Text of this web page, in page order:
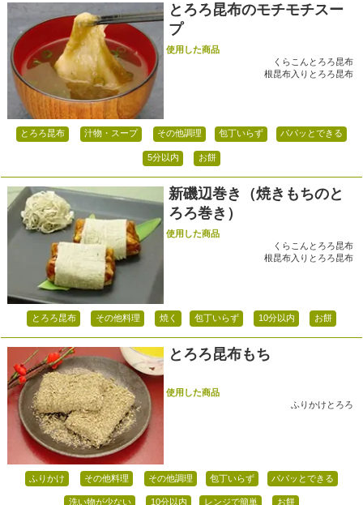
とろろ昆布のモチモチスー
プ
使用した商品
くらこんとろろ昆布
根昆布入りとろろ昆布
とろろ昆布 汁物・スープ その他調理 包丁いらず パパッとできる
5分以内 お餅
新磯辺巻き（焼きもちのと
ろろ巻き）
使用した商品
くらこんとろろ昆布
根昆布入りとろろ昆布
とろろ昆布 その他料理 焼く 包丁いらず 10分以内 お餅
とろろ昆布もち
使用した商品
ふりかけとろろ
ふりかけ その他料理 その他調理 包丁いらず パパッとできる
洗い物が少ない 10分以内 レンジで簡単 お餅